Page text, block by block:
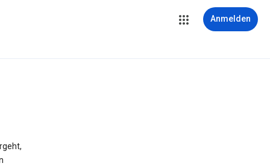
Anmelden